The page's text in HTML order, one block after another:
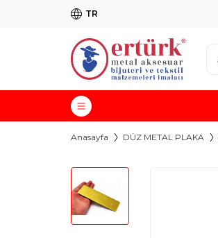
TR
Anasayfa DÜZ METAL PLAKA